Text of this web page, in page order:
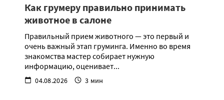
Как грумеру правильно принимать
животное в салоне
Правильный прием животного — это первый и
очень важный этап груминга. Именно во время
знакомства мастер собирает нужную
информацию, оценивает...
04.08.2026 3 мин